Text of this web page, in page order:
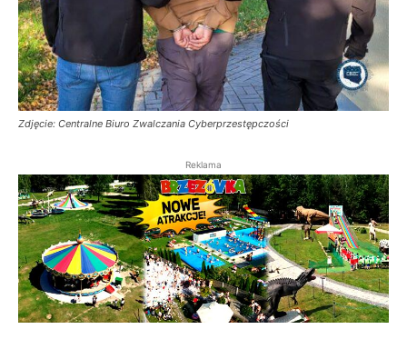
Zdjęcie: Centralne Biuro Zwalczania Cyberprzestępczości
Reklama